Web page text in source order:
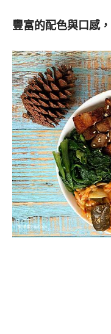
豐富的配色與口感，